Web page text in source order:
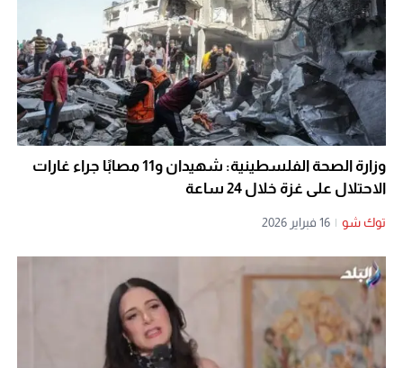
وزارة الصحة الفلسطينية: شهيدان و11 مصابًا جراء غارات
الاحتلال على غزة خلال 24 ساعة
توك شو | 16 فبراير 2026